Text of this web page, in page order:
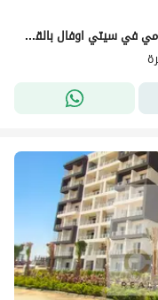
بمقدم 394الف امتلك شقة غرفتين بفيو بانورامي في سيتي اوفال بالقرب من محور بن زايد